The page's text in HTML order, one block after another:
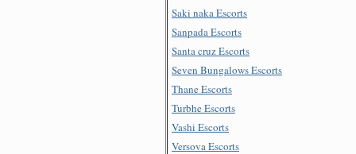
Saki naka Escorts
Sanpada Escorts
Santa cruz Escorts
Seven Bungalows Escorts
Thane Escorts
Turbhe Escorts
Vashi Escorts
Versova Escorts